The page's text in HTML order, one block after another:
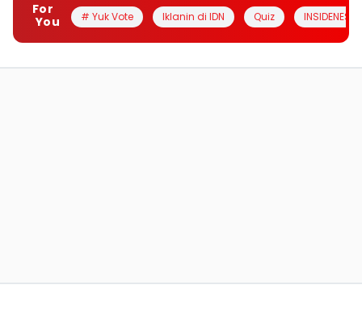
For
You
# Yuk Vote Iklanin di IDN Quiz INSIDENESIA